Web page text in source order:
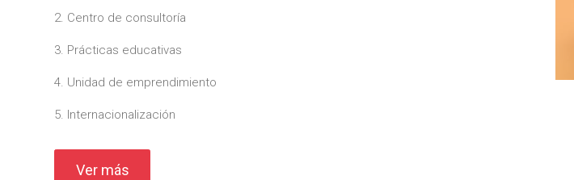
2. Centro de consultoría
3. Prácticas educativas
4. Unidad de emprendimiento
5. Internacionalización
Ver más